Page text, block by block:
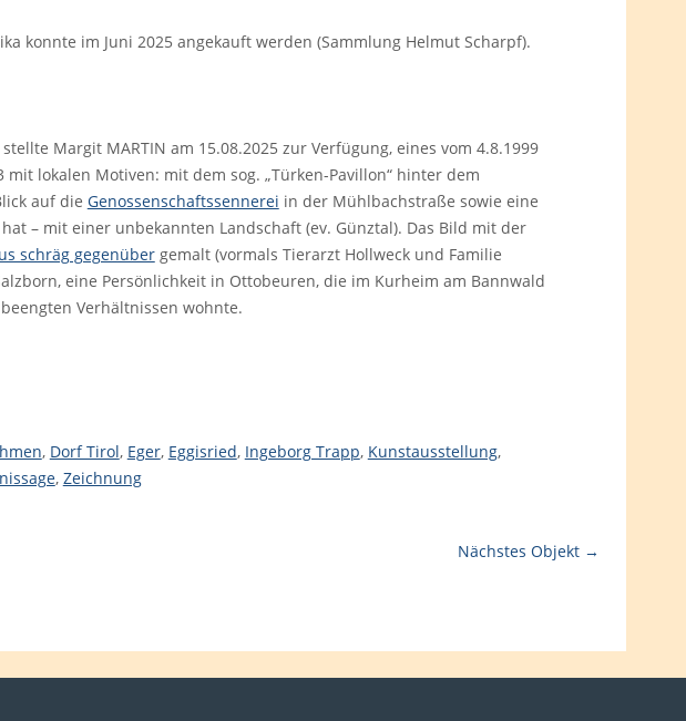
konnte im Juni 2025 angekauft werden (Sammlung Helmut Scharpf).
Margit MARTIN am 15.08.2025 zur Verfügung, eines vom 4.8.1999
lokalen Motiven: mit dem sog. „Türken-Pavillon“ hinter dem
auf die Genossenschaftssennerei in der Mühlbachstraße sowie eine
– mit einer unbekannten Landschaft (ev. Günztal). Das Bild mit der
schräg gegenübergemalt (vormals Tierarzt Hollweck und Familie
eine Persönlichkeit in Ottobeuren, die im Kurheim am Bannwald
Verhältnissen wohnte.
, Dorf Tirol, Eger, Eggisried, Ingeborg Trapp, Kunstausstellung,
, Zeichnung
Nächstes Objekt →